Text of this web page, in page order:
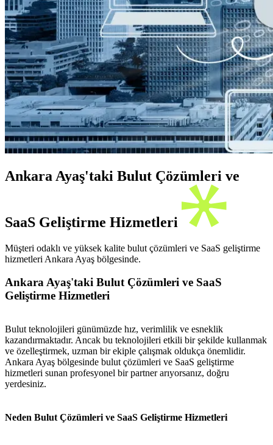
Ankara Ayaş'taki Bulut Çözümleri ve
SaaS Geliştirme Hizmetleri
Müşteri odaklı ve yüksek kalite bulut çözümleri ve SaaS geliştirme
hizmetleri Ankara Ayaş bölgesinde.
Ankara Ayaş'taki Bulut Çözümleri ve SaaS
Geliştirme Hizmetleri
Bulut teknolojileri günümüzde hız, verimlilik ve esneklik
kazandırmaktadır. Ancak bu teknolojileri etkili bir şekilde kullanmak
ve özelleştirmek, uzman bir ekiple çalışmak oldukça önemlidir.
Ankara Ayaş bölgesinde bulut çözümleri ve SaaS geliştirme
hizmetleri sunan profesyonel bir partner arıyorsanız, doğru
yerdesiniz.
Neden Bulut Çözümleri ve SaaS Geliştirme Hizmetleri